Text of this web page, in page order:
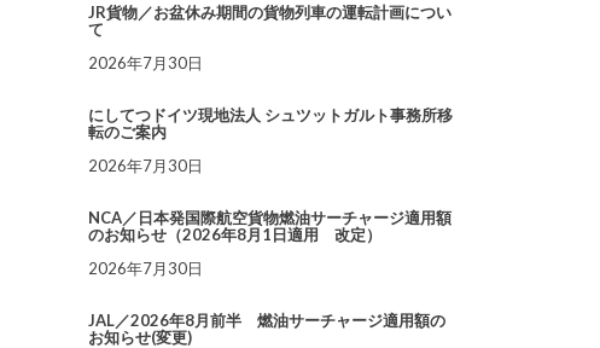
JR貨物／お盆休み期間の貨物列車の運転計画につい
て
2026年7月30日
にしてつドイツ現地法人 シュツットガルト事務所移
転のご案内
2026年7月30日
NCA／日本発国際航空貨物燃油サーチャージ適用額
のお知らせ（2026年8月1日適用 改定）
2026年7月30日
JAL／2026年8月前半 燃油サーチャージ適用額の
お知らせ(変更)